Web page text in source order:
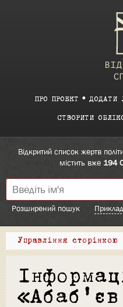
ПРО ПРОЕКТ ДОДАТИ
СТВОРИТИ
Відкритий список жертв
містить вже 194
Розширений пошук
Управління сторінкою